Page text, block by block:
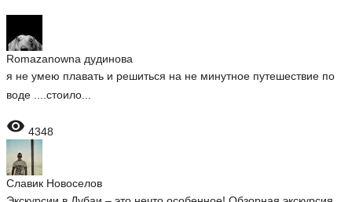
Romazanowna дудинова
я не умею плавать и решиться на не минутное путешествие по
воде ....стоило...
 4348
Славик Новоселов